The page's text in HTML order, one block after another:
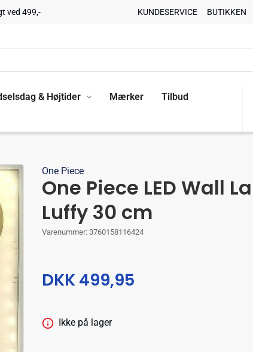
ved 499,- KUNDESERVICE BUTIKKEN
& Højtider Mærker
Tilbud
One Piece
One Piece LED Wall
Luffy 30 cm
Varenummer: 3760158116424
DKK 499,95
Ikke på lager